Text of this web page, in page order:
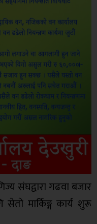
संघद्वारा गढवा बजार
सेताे मार्किङ्ग कार्य शुरू